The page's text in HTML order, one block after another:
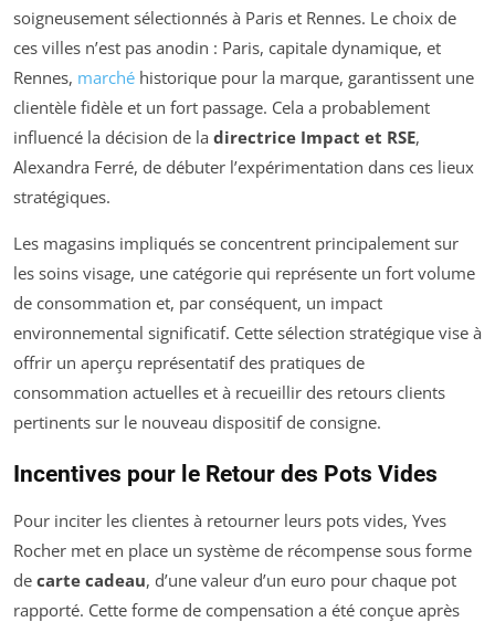
soigneusement sélectionnés à Paris et Rennes. Le choix de
ces villes n’est pas anodin : Paris, capitale dynamique, et
Rennes, marché historique pour la marque, garantissent une
clientèle fidèle et un fort passage. Cela a probablement
influencé la décision de la directrice Impact et RSE,
Alexandra Ferré, de débuter l’expérimentation dans ces lieux
stratégiques.
Les magasins impliqués se concentrent principalement sur
les soins visage, une catégorie qui représente un fort volume
de consommation et, par conséquent, un impact
environnemental significatif. Cette sélection stratégique vise à
offrir un aperçu représentatif des pratiques de
consommation actuelles et à recueillir des retours clients
pertinents sur le nouveau dispositif de consigne.
Incentives pour le Retour des Pots Vides
Pour inciter les clientes à retourner leurs pots vides, Yves
Rocher met en place un système de récompense sous forme
de carte cadeau, d’une valeur d’un euro pour chaque pot
rapporté. Cette forme de compensation a été conçue après